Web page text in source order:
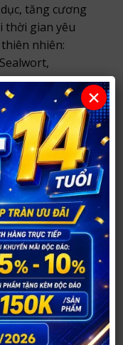
tăng cương
thời gian yêu
nhiên:
Chinese
precious
hợp 7000mg
Health Troduct
quyền của
Science
×